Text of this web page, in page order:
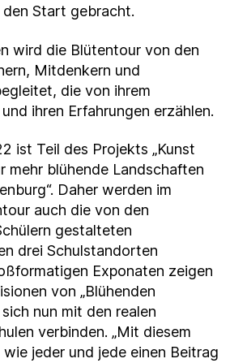
Start gebracht.
wird die Blütentour von den
Mitdenkern und
die von ihrem
ihren Erfahrungen erzählen.
ist Teil des Projekts „Kunst
mehr blühende Landschaften
Daher werden im
auch die von den
gestalteten
drei Schulstandorten
Exponaten zeigen
von „Blühenden
nun mit den realen
verbinden. „Mit diesem
jeder und jede einen Beitrag